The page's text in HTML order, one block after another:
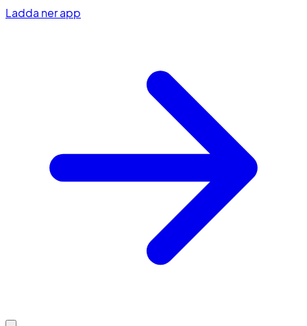
Ladda ner app